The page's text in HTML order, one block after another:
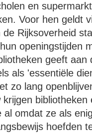
en
Voor hen geldt
Rijksoverheid
openingstijden
geeft aan
als 'essentiële
zo lang
krijgen
al omdat ze als
hoefden